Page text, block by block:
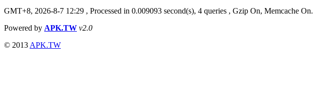
GMT+8, 2026-8-7 12:29 , Processed in 0.009093 second(s), 4 queries , Gzip On, Memcache On.
Powered by APK.TW v2.0
© 2013 APK.TW